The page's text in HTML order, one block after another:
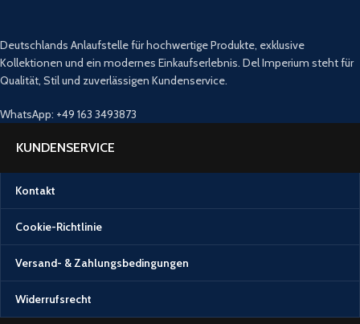
Deutschlands Anlaufstelle für hochwertige Produkte, exklusive
Kollektionen und ein modernes Einkaufserlebnis. Del Imperium steht für
Qualität, Stil und zuverlässigen Kundenservice.
WhatsApp: +49 163 3493873
KUNDENSERVICE
Kontakt
Cookie-Richtlinie
Versand- & Zahlungsbedingungen
Widerrufsrecht